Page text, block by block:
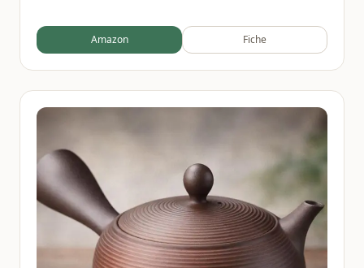
Système de maille fine pour thé Fukamushi à
Amazon Fiche